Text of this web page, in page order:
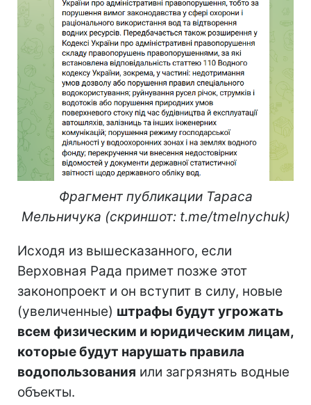
Фрагмент публикации Тараса
Мельничука (скриншот: t.me/tmelnychuk)
Исходя из вышесказанного, если
Верховная Рада примет позже этот
законопроект и он вступит в силу, новые
(увеличенные) штрафы будут угрожать
всем физическим и юридическим лицам,
которые будут нарушать правила
водопользования или загрязнять водные
объекты.